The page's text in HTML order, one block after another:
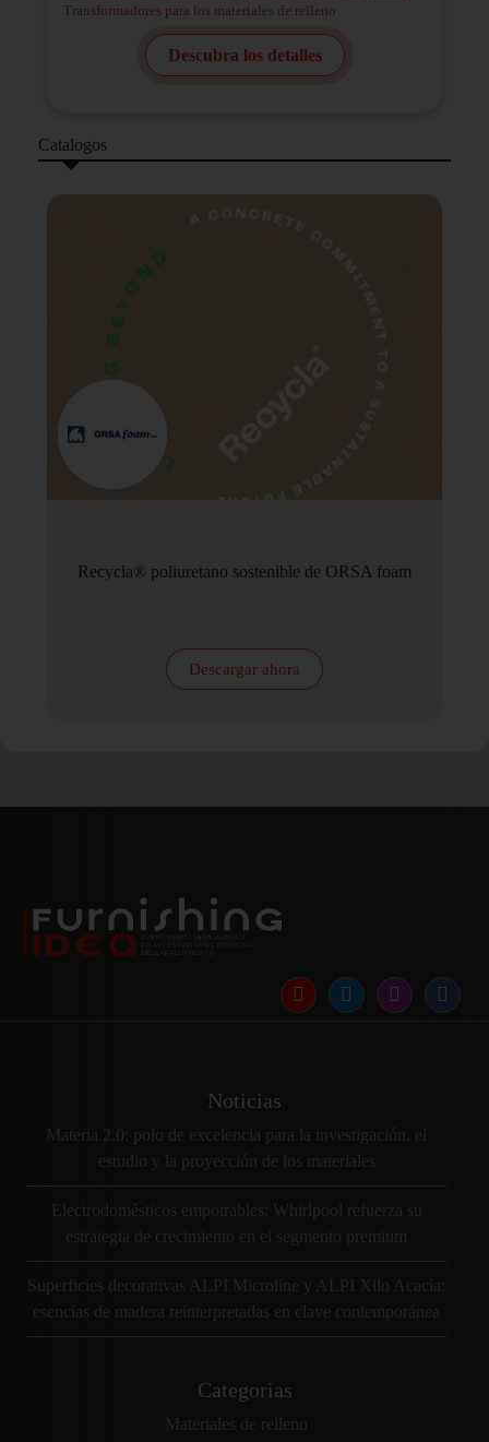
Transformadores para los materiales de relleno
Descubra los detalles
Catalogos
Recycla® poliuretano sostenible de ORSA foam
Descargar ahora
Noticias
Materia 2.0: polo de excelencia para la investigación, el
estudio y la proyección de los materiales
Electrodomésticos empotrables: Whirlpool refuerza su
estrategia de crecimiento en el segmento premium
Superficies decorativas ALPI Microline y ALPI Xilo Acacia:
esencias de madera reinterpretadas en clave contemporánea
Categorias
Materiales de relleno